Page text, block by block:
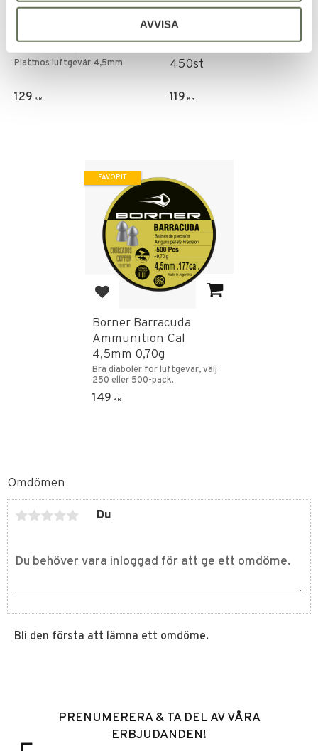
AVVISA
Omdömen
Du
Bli den första att lämna ett omdöme.
Lägg till i favoriter
Flathead 4,5mm 450st
Plattnos luftgevär 4,5mm.
129 KR
Lägg till i favoriter
BSA Blue Star Heavy
Domed Diaboler 4,5mm
450st
119 KR
Lägg till i favoriter
Borner Barracuda
Ammunition Cal
4,5mm 0,70g
Bra diaboler för luftgevär, välj
250 eller 500-pack.
149 KR
FAVORIT
PRENUMERERA & TA DEL AV VÅRA
ERBJUDANDEN!